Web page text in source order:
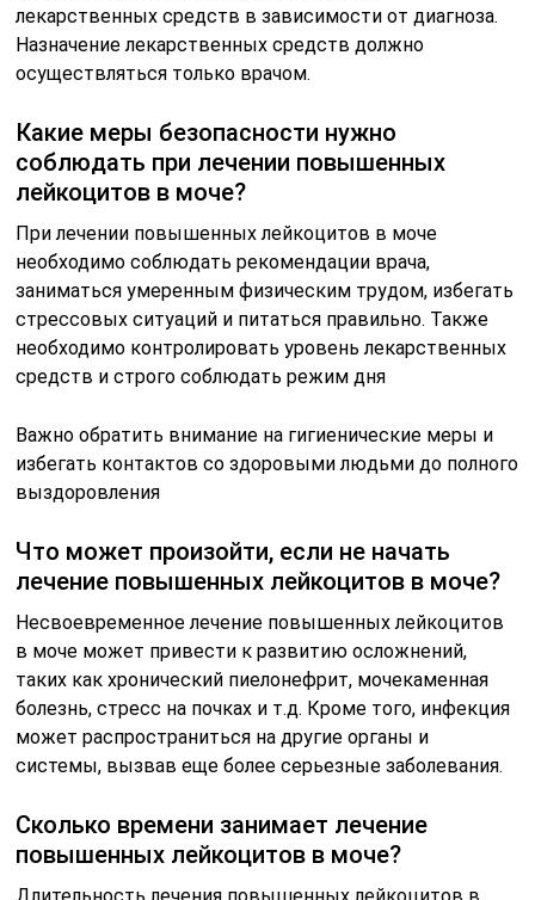
лекарственных средств в зависимости от диагноза.
Назначение лекарственных средств должно
осуществляться только врачом.
Какие меры безопасности нужно
соблюдать при лечении повышенных
лейкоцитов в моче?
При лечении повышенных лейкоцитов в моче
необходимо соблюдать рекомендации врача,
заниматься умеренным физическим трудом, избегать
стрессовых ситуаций и питаться правильно. Также
необходимо контролировать уровень лекарственных
средств и строго соблюдать режим дня
Важно обратить внимание на гигиенические меры и
избегать контактов со здоровыми людьми до полного
выздоровления
Что может произойти, если не начать
лечение повышенных лейкоцитов в моче?
Несвоевременное лечение повышенных лейкоцитов
в моче может привести к развитию осложнений,
таких как хронический пиелонефрит, мочекаменная
болезнь, стресс на почках и т.д. Кроме того, инфекция
может распространиться на другие органы и
системы, вызвав еще более серьезные заболевания.
Сколько времени занимает лечение
повышенных лейкоцитов в моче?